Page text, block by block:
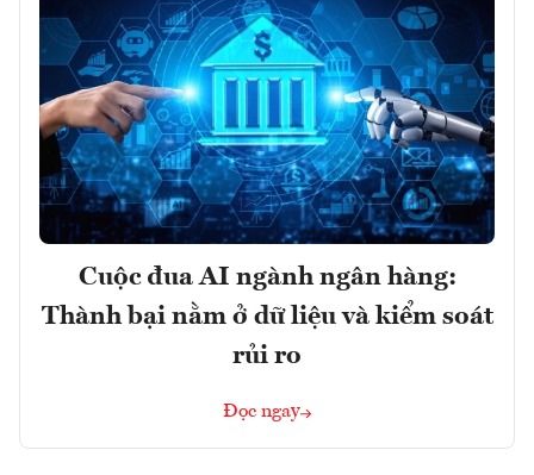
Cuộc đua AI ngành ngân hàng:
Thành bại nằm ở dữ liệu và kiểm soát
rủi ro
Đọc ngay